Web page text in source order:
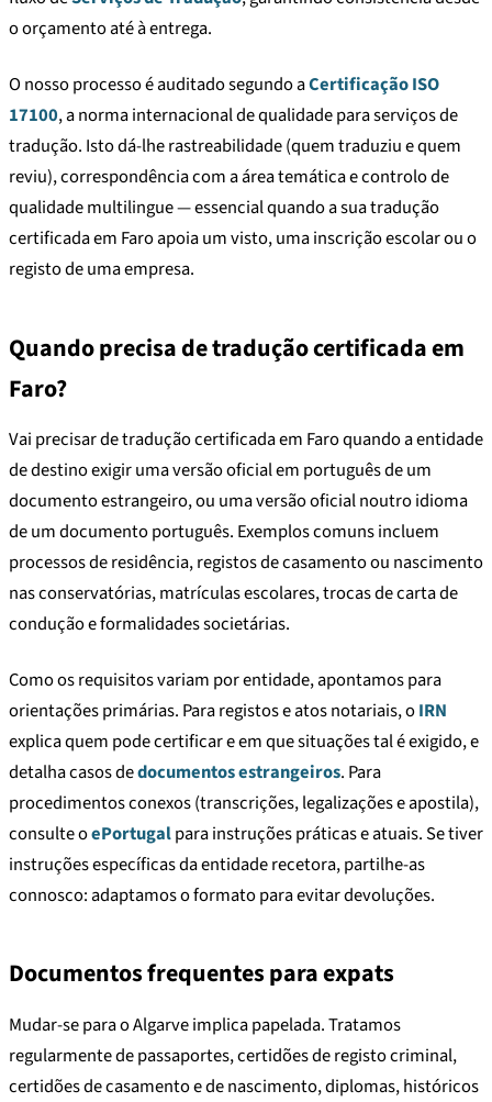
o orçamento até à entrega.
O nosso processo é auditado segundo aCertificação ISO
17100, a norma internacional de qualidade para serviços de
tradução. Isto dá-lhe rastreabilidade (quem traduziu e quem
reviu), correspondência com a área temática e controlo de
qualidade multilingue — essencial quando a sua tradução
certificada em Faro apoia um visto, uma inscrição escolar ou o
registo de uma empresa.
Quando precisa de tradução certificada em
Faro?
Vai precisar de tradução certificada em Faro quando a entidade
de destino exigir uma versão oficial em português de um
documento estrangeiro, ou uma versão oficial noutro idioma
de um documento português. Exemplos comuns incluem
processos de residência, registos de casamento ou nascimento
nas conservatórias, matrículas escolares, trocas de carta de
condução e formalidades societárias.
Como os requisitos variam por entidade, apontamos para
orientações primárias. Para registos e atos notariais, oIRN
explica quem pode certificar e em que situações tal é exigido, e
detalha casos dedocumentos estrangeiros. Para
procedimentos conexos (transcrições, legalizações e apostila),
consulte oePortugalpara instruções práticas e atuais. Se tiver
instruções específicas da entidade recetora, partilhe-as
connosco: adaptamos o formato para evitar devoluções.
Documentos frequentes para expats
Mudar-se para o Algarve implica papelada. Tratamos
regularmente de passaportes, certidões de registo criminal,
certidões de casamento e de nascimento, diplomas, históricos